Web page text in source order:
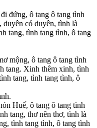
ô tang ô tang tình
có duyên, tình là
tang, tình tang tình, ô tang
mộng, ô tang ô tang tình
Xinh thêm xinh, tình
tang, tình tang tình, ô
Huế, ô tang ô tang tình
tang, thơ nên thơ, tình là
tình tang tình, ô tang tình